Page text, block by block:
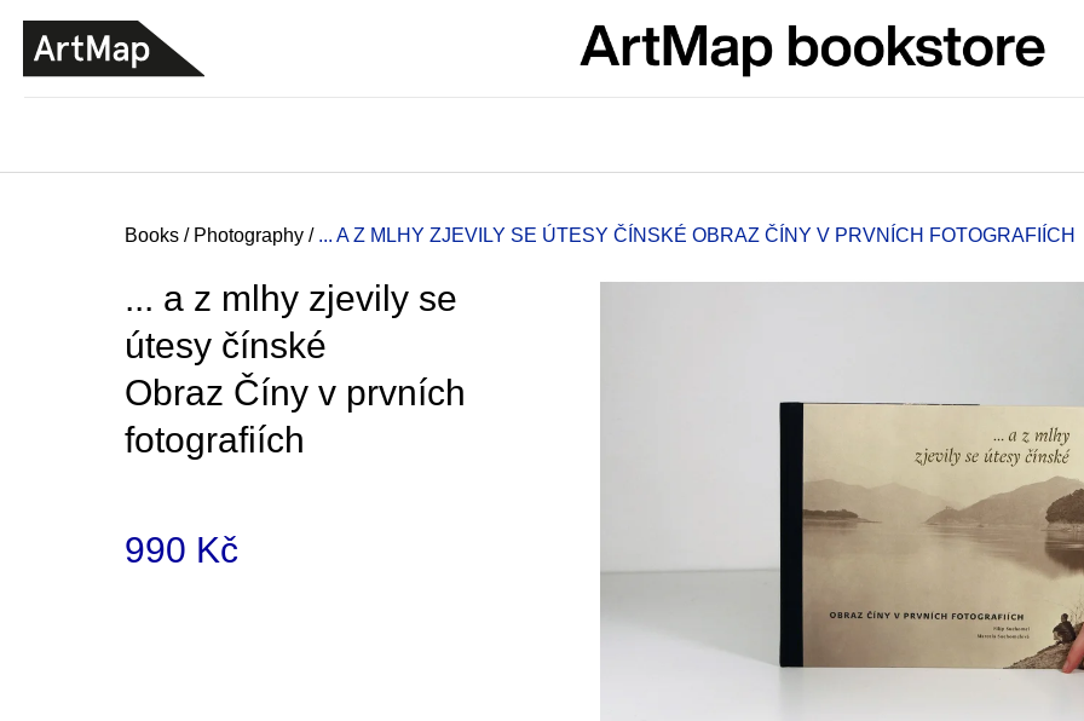
Home
Books / Photography / ... A Z MLHY ZJEVILY SE ÚTESY ČÍNSKÉ OBRAZ ČÍNY V PRVNÍCH FOTOGRAFIÍCH
... a z mlhy zjevily se
útesy čínské
Obraz Číny v prvních
fotografiích
990 Kč
BACK
SHOPPING
BACK
SHOPPING
SEARCH
380 Kč
VÝVAR
NEJEN